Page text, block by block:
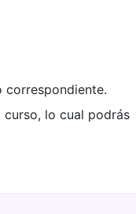
correspondiente.
lo cual podrás